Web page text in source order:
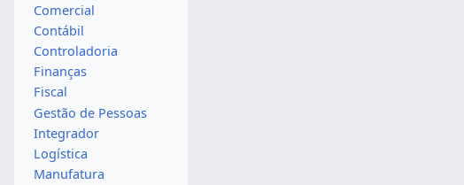
Comercial
Contábil
Controladoria
Finanças
Fiscal
Gestão de Pessoas
Integrador
Logística
Manufatura